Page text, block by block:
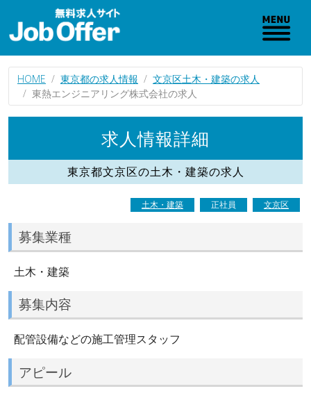
HOME 東京都の求人情報
文京区土木・建築の求人
東熱エンジニアリング株式会社の求人
求人情報詳細
東京都文京区の土木・建築の求人
土木・建築 正社員 文京区
募集業種
土木・建築
募集内容
配管設備などの施工管理スタッフ
アピール